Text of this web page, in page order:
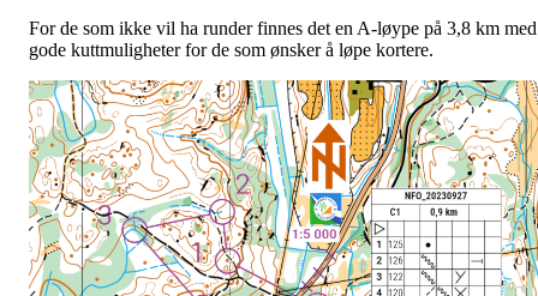
For de som ikke vil ha runder finnes det en A-løype på 3,8 km med
gode kuttmuligheter for de som ønsker å løpe kortere.